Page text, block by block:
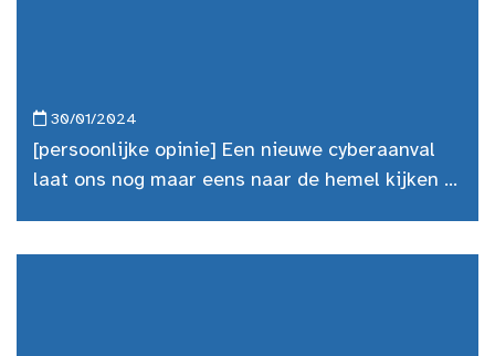
30/01/2024
[persoonlijke opinie] Een nieuwe cyberaanval
laat ons nog maar eens naar de hemel kijken …